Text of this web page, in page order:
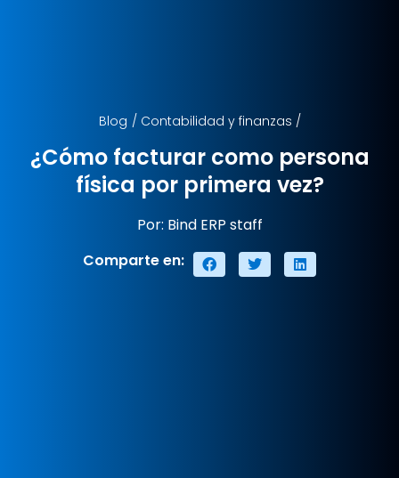
Blog / Contabilidad y finanzas /
¿Cómo facturar como persona
física por primera vez?
Por: Bind ERP staff
Comparte en: